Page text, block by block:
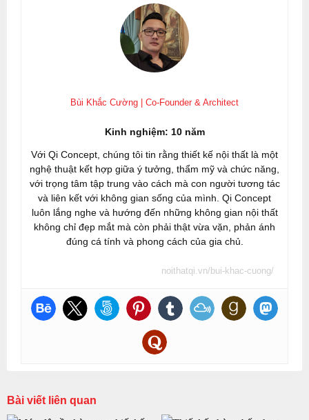
Bùi Khắc Cường | Co-Founder & Architect
Kinh nghiệm: 10 năm
Với Qi Concept, chúng tôi tin rằng thiết kế nội thất là một
nghệ thuật kết hợp giữa ý tưởng, thẩm mỹ và chức năng,
với trọng tâm tập trung vào cách mà con người tương tác
và liên kết với không gian sống của mình. Qi Concept
luôn lắng nghe và hướng đến những không gian nội thất
không chỉ đẹp mắt mà còn phải thật vừa vặn, phản ánh
đúng cá tính và phong cách của gia chủ.
noithatqi.vn/bui-khac-cuong/
Bài viết liên quan